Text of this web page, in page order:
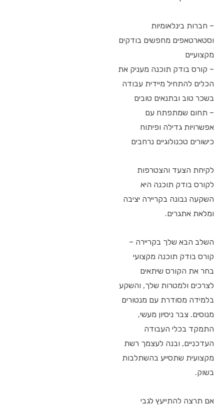
– חברות בינלאומיות
וסטארטאפים מחפשים בודקים
מקצועיים
– קורס בודק תוכנה מעניק את
הכלים להתחיל מיידית עבודה
בשכר טוב ובתנאים טובים
– תחום שמתפתח עם
אפשרויות גדילה ופיתוח
כישורים טכנולוגיים נרחבים
לקיחת הצעד והצטרפות
לקורס בודק תוכנה היא
השקעה נבונה בקריירה יציבה
ומלאת אתגרים.
השלב הבא שלך בקריירה –
קורס בודק תוכנה מקצועי
בחר את הקורס שיתאים
לצרכים ולמטרות שלך, והשקע
בלמידה מסודרת עם מנטורים
מנוסים. צבר ניסיון מעשי,
התמקד בכלי העבודה
העדכניים, ובנה לעצמך רשת
מקצועית שתסייע בהשתלבות
בשוק.
אם תרצה להתייעץ לגבי